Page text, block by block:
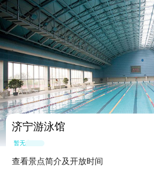
济宁游泳馆
暂无点评
查看景点简介及开放时间
